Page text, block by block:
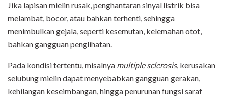
Jika lapisan mielin rusak, penghantaran sinyal listrik bisa
melambat, bocor, atau bahkan terhenti, sehingga
menimbulkan gejala, seperti kesemutan, kelemahan otot,
bahkan gangguan penglihatan.
Pada kondisi tertentu, misalnya multiple sclerosis, kerusakan
selubung mielin dapat menyebabkan gangguan gerakan,
kehilangan keseimbangan, hingga penurunan fungsi saraf